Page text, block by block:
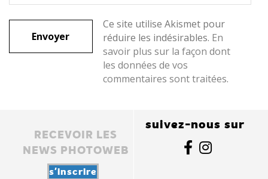
Ce site utilise Akismet pour
réduire les indésirables. En
savoir plus sur la façon dont
les données de vos
commentaires sont traitées.
RECEVOIR LES
NEWS PHOTOWEB
s'inscrire
suivez-nous sur